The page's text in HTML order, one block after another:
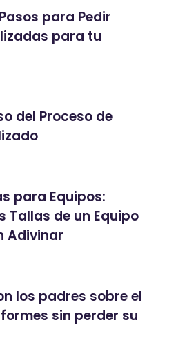
para Pedir
para tu
del Proceso de
para Equipos:
Tallas de un Equipo
Adivinar
los padres sobre el
sin perder su